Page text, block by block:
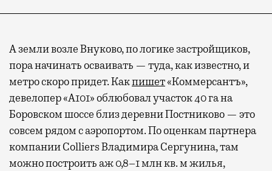
А земли возле Внуково, по логике застройщиков,
пора начинать осваивать — туда, как известно, и
метро скоро придет. Какпишет«Коммерсантъ»,
девелопер «А101» облюбовал участок 40 га на
Боровском шоссе близ деревни Постниково — это
совсем рядом с аэропортом. По оценкам партнера
компании Colliers Владимира Сергунина, там
можно построить аж 0,8–1 млн кв. м жилья,